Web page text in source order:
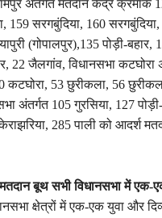
अंतर्गत मतदान केंद्र क्रमांक
159 सरगबुंदिया, 160 सरगबुंदिया,
(गोपालपुर),135 पोड़ी-बहार,
22 जैलगांव, विधानसभा कटघोरा
कटघोरा, 53 छुरीकला, 56
अंतर्गत 105 गुरसिया, 127
285 पाली को आदर्श
मतदान बूथ सभी विधानसभा में एक-
क्षेत्रों में एक-एक युवा और